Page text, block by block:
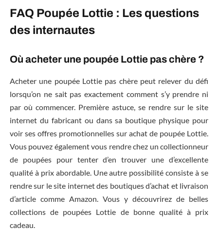
FAQ Poupée Lottie : Les questions
des internautes
Où acheter une poupée Lottie pas chère ?
Acheter une poupée Lottie pas chère peut relever du défi
lorsqu’on ne sait pas exactement comment s’y prendre ni
par où commencer. Première astuce, se rendre sur le site
internet du fabricant ou dans sa boutique physique pour
voir ses offres promotionnelles sur achat de poupée Lottie.
Vous pouvez également vous rendre chez un collectionneur
de poupées pour tenter d’en trouver une d’excellente
qualité à prix abordable. Une autre possibilité consiste à se
rendre sur le site internet des boutiques d’achat et livraison
d’article comme Amazon. Vous y découvrirez de belles
collections de poupées Lottie de bonne qualité à prix
cadeau.